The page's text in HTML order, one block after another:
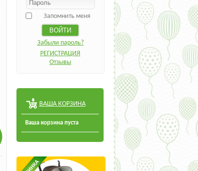
Запомнить меня
Забыли пароль?
РЕГИСТРАЦИЯ
Отзывы
ВАША КОРЗИНА
Ваша корзина пуста